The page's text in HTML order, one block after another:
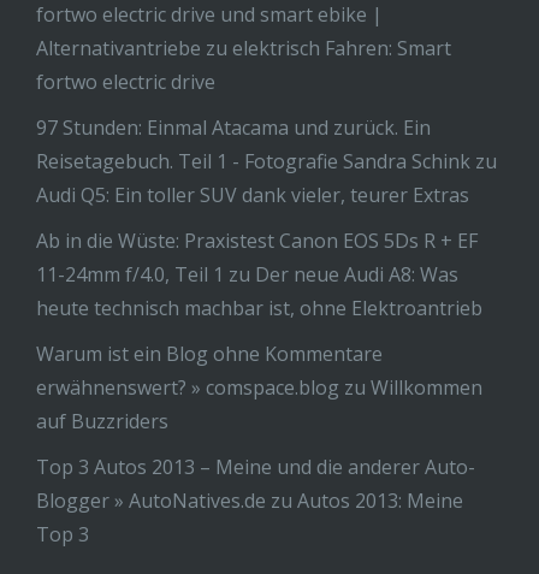
fortwo electric drive und smart ebike |
Alternativantriebe zu elektrisch Fahren: Smart
fortwo electric drive
97 Stunden: Einmal Atacama und zurück. Ein
Reisetagebuch. Teil 1 - Fotografie Sandra Schink zu
Audi Q5: Ein toller SUV dank vieler, teurer Extras
Ab in die Wüste: Praxistest Canon EOS 5Ds R + EF
11-24mm f/4.0, Teil 1 zu Der neue Audi A8: Was
heute technisch machbar ist, ohne Elektroantrieb
Warum ist ein Blog ohne Kommentare
erwähnenswert? » comspace.blog zu Willkommen
auf Buzzriders
Top 3 Autos 2013 – Meine und die anderer Auto-
Blogger » AutoNatives.de zu Autos 2013: Meine
Top 3